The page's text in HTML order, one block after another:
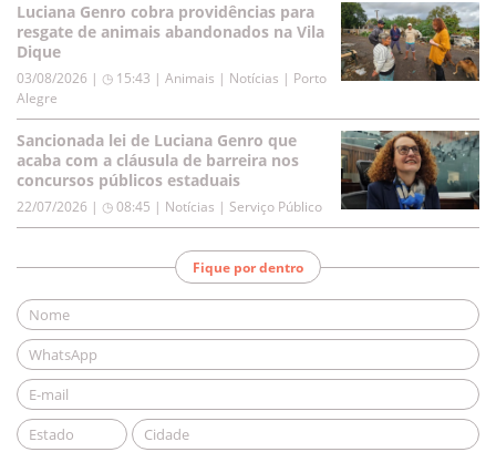
Luciana Genro cobra providências para
resgate de animais abandonados na Vila
Dique
03/08/2026 | ◷ 15:43 | Animais | Notícias | Porto
Alegre
Sancionada lei de Luciana Genro que
acaba com a cláusula de barreira nos
concursos públicos estaduais
22/07/2026 | ◷ 08:45 | Notícias | Serviço Público
Fique por dentro